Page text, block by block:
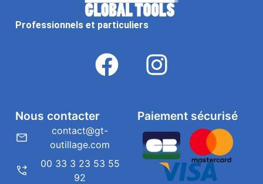
Professionnels et particuliers
Paiement sécurisé
Nous contacter
contact@gt-
outillage.com
00 33 3 23 53 55
92